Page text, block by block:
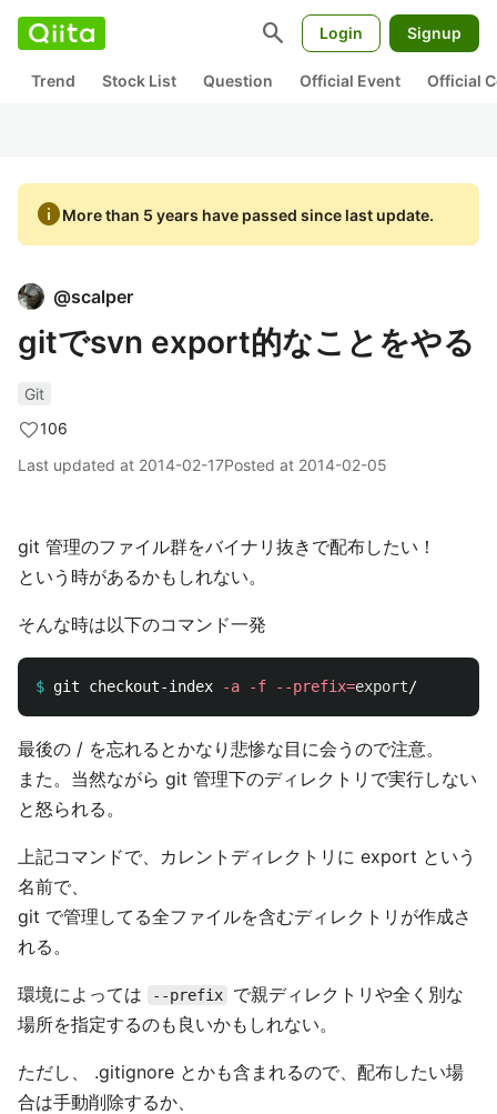
search Login Signup
Trend Stock List Question Official Event Official
infoMore than 5 years have passed since last update.
@scalper
gitでsvn export的なことをやる
Git
106
Last updated at 2014-02-17Posted at 2014-02-05
git 管理のファイル群をバイナリ抜きで配布したい！
という時があるかもしれない。
そんな時は以下のコマンド一発
$ git checkout-index -a -f --prefix=export
最後の / を忘れるとかなり悲惨な目に会うので注意。
また。当然ながら git 管理下のディレクトリで実行しない
と怒られる。
上記コマンドで、カレントディレクトリに export という
名前で、
git で管理してる全ファイルを含むディレクトリが作成さ
れる。
環境によっては --prefix
で親ディレクトリや全く別な
場所を指定するのも良いかもしれない。
ただし、 .gitignore とかも含まれるので、配布したい場
合は手動削除するか、